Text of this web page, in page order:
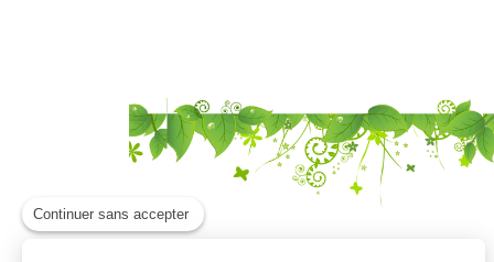
Continuer sans accepter